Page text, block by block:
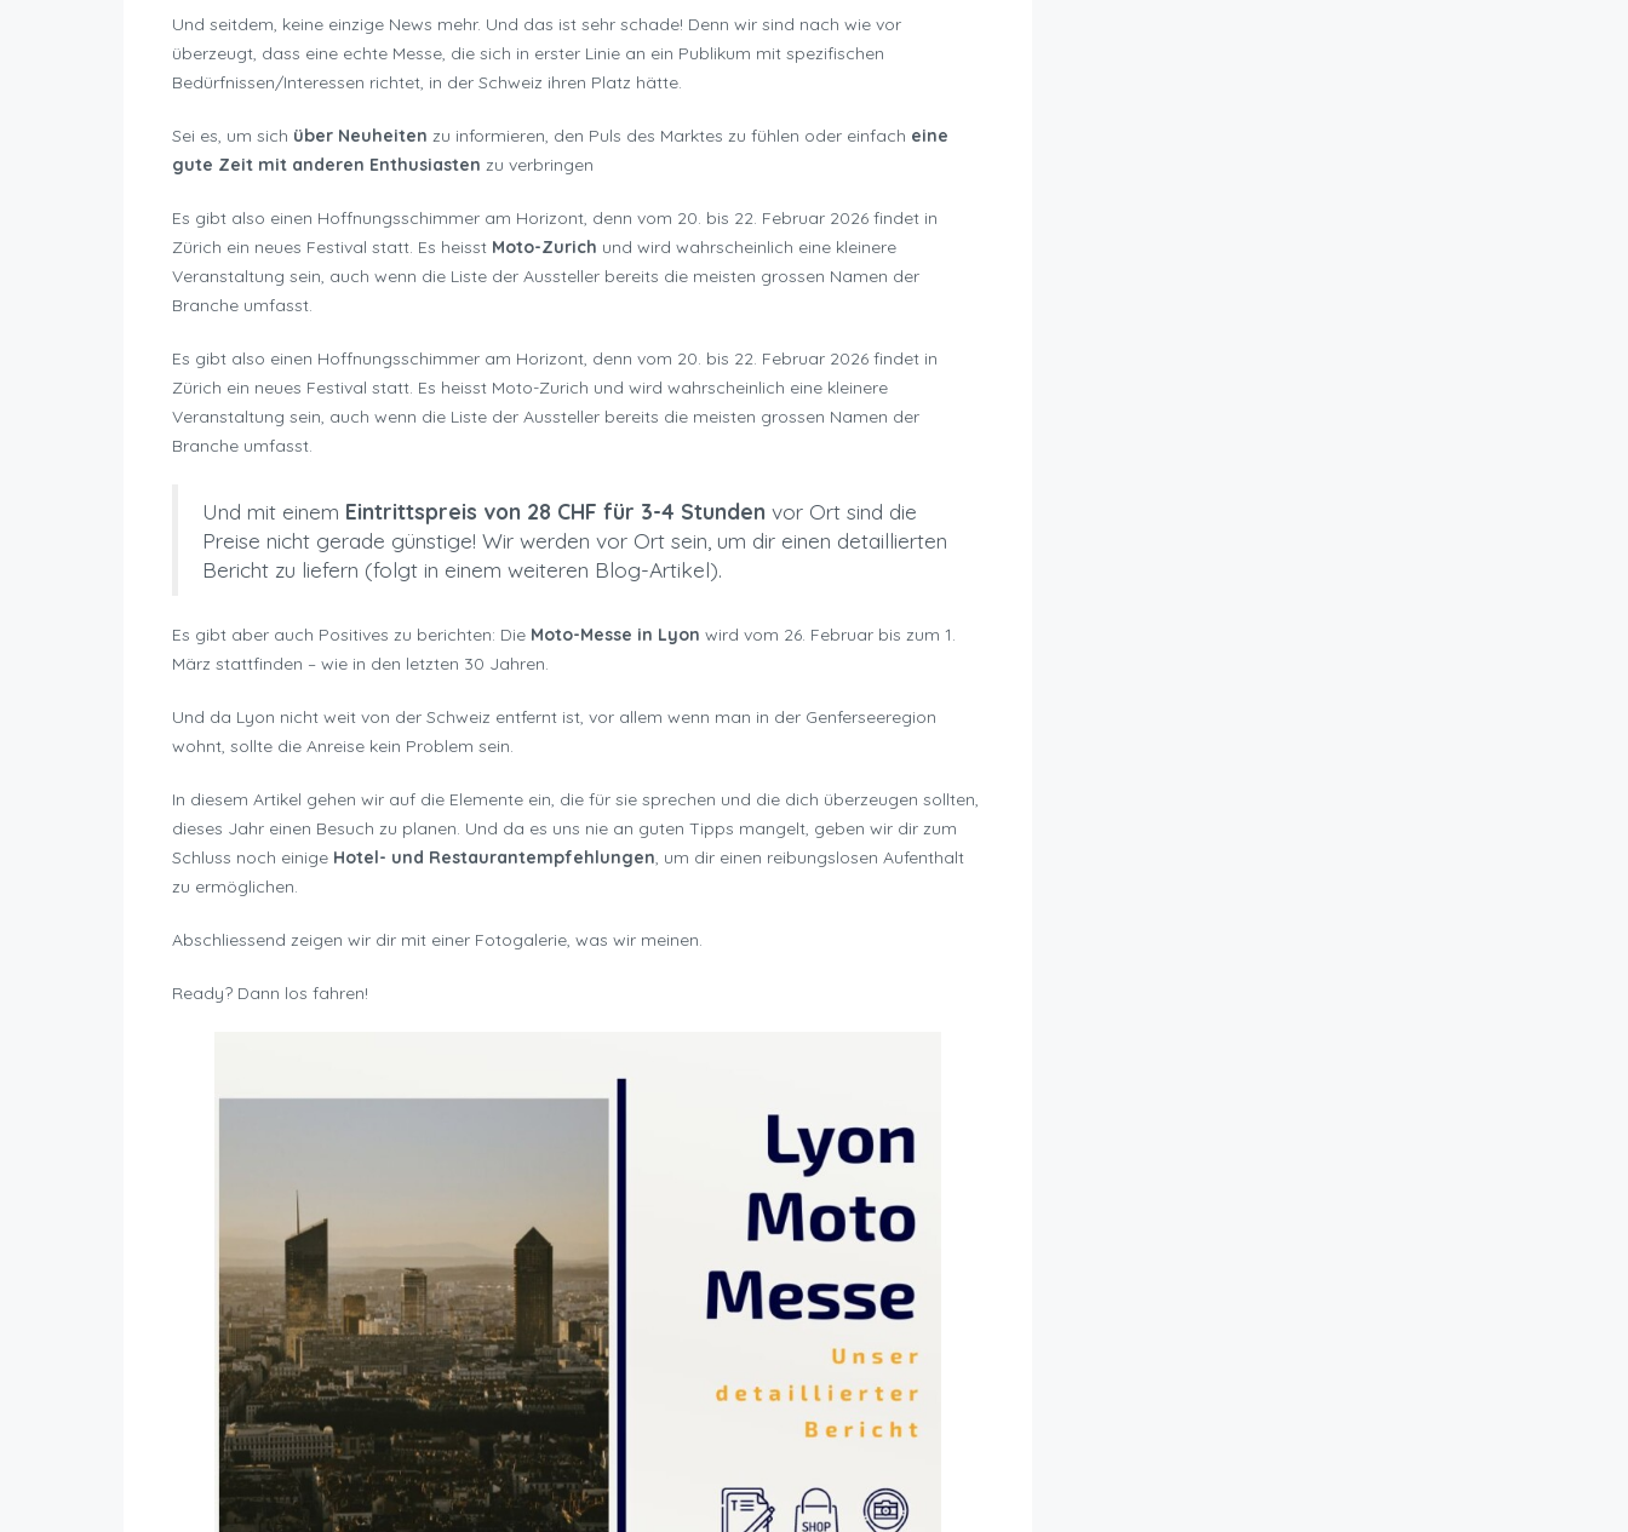
Und seitdem, keine einzige News mehr. Und das ist sehr schade! Denn wir sind nach wie vor
überzeugt, dass eine echte Messe, die sich in erster Linie an ein Publikum mit spezifischen
Bedürfnissen/Interessen richtet, in der Schweiz ihren Platz hätte.
Sei es, um sich über Neuheiten zu informieren, den Puls des Marktes zu fühlen oder einfach eine
gute Zeit mit anderen Enthusiasten zu verbringen
Es gibt also einen Hoffnungsschimmer am Horizont, denn vom 20. bis 22. Februar 2026 findet in
Zürich ein neues Festival statt. Es heisst Moto-Zurich und wird wahrscheinlich eine kleinere
Veranstaltung sein, auch wenn die Liste der Aussteller bereits die meisten grossen Namen der
Branche umfasst.
Es gibt also einen Hoffnungsschimmer am Horizont, denn vom 20. bis 22. Februar 2026 findet in
Zürich ein neues Festival statt. Es heisst Moto-Zurich und wird wahrscheinlich eine kleinere
Veranstaltung sein, auch wenn die Liste der Aussteller bereits die meisten grossen Namen der
Branche umfasst.
Und mit einem Eintrittspreis von 28 CHF für 3-4 Stunden vor Ort sind die
Preise nicht gerade günstige! Wir werden vor Ort sein, um dir einen detaillierten
Bericht zu liefern (folgt in einem weiteren Blog-Artikel).
Es gibt aber auch Positives zu berichten: Die Moto-Messe in Lyon wird vom 26. Februar bis zum 1.
März stattfinden – wie in den letzten 30 Jahren.
Und da Lyon nicht weit von der Schweiz entfernt ist, vor allem wenn man in der Genferseeregion
wohnt, sollte die Anreise kein Problem sein.
In diesem Artikel gehen wir auf die Elemente ein, die für sie sprechen und die dich überzeugen sollten,
dieses Jahr einen Besuch zu planen. Und da es uns nie an guten Tipps mangelt, geben wir dir zum
Schluss noch einige Hotel- und Restaurantempfehlungen, um dir einen reibungslosen Aufenthalt
zu ermöglichen.
Abschliessend zeigen wir dir mit einer Fotogalerie, was wir meinen.
Ready? Dann los fahren!